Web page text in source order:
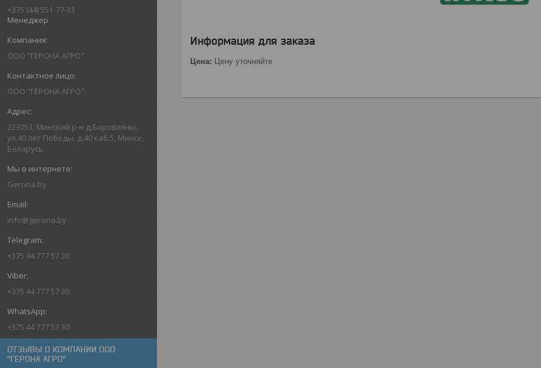
+375 (44) 551-77-33
Менеджер
ООО "ГЕРОНА АГРО"
ООО "ГЕРОНА АГРО"
223053, Минский р-н д.Боровляны,
ул.40 лет Победы, д.40 каб.5, Минск,
Беларусь
Gerona.by
info@gerona.by
+375 44 777 57 30
+375 44 777 57 30
+375 44 777 57 30
ОТЗЫВЫ О КОМПАНИИ ООО
"ГЕРОНА АГРО"
Информация для заказа
Цена: Цену уточняйте